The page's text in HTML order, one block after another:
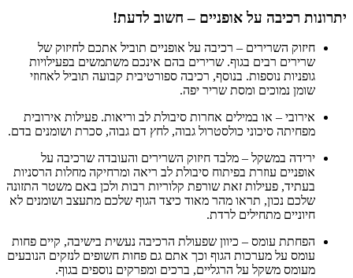
יתרונות רכיבה על אופניים – חשוב לדעת!
חיזוק השרירים – רכיבה על אופניים תוביל אתכם לחיזוק של
שרירים רבים בגוף. שרירים בהם אינכם משתמשים בפעילויות
גופניות נוספות. בנוסף, רכיבה ספורטיבית קבועה תוביל לאחוזי
שומן נמוכים ומסת שריר יפה.
אירובי – או במילים אחרות סיבולת לב וריאות. פעילות אירובית
מפחיתה סיכוני כולסטרול גבוה, לחץ דם גבוה, סכרת ושומנים בדם.
ירידה במשקל – מלבד חיזוק השרירים והעובדה שרכיבה על
אופניים עוזרת בפיתוח סיבולת לב ריאה ומרחיקה מחלות הרסניות
בעתיד, פעילות זאת שורפת קלוריות רבות ולכן באם משטר התזונה
שלכם נכון, תראו מהר מאוד כיצד הגוף שלכם מתעצב ושומנים לא
חיוניים מתחילים לרדת.
הפחתת עומס – כיוון שפעולת הרכיבה נעשית בישיבה, קיים פחות
עומס על מערכות הגוף וכך אתם גם פחות חשופים לנזקים הנובעים
מעומס משקל על הרגליים, ברכים ומפרקים נוספים בגוף.